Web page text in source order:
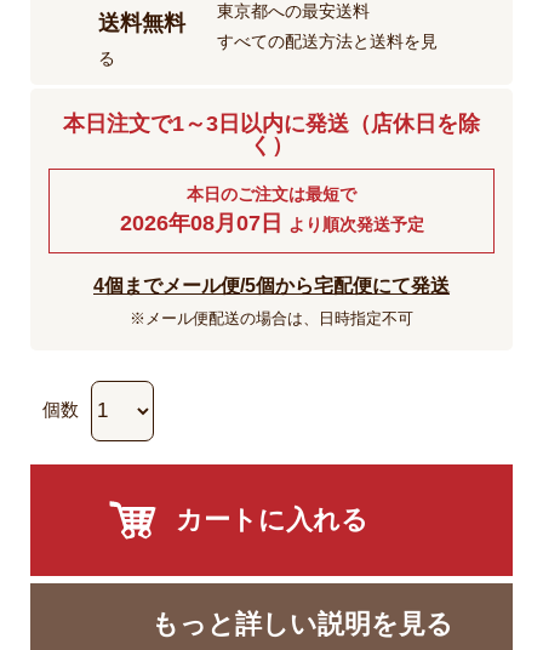
送料無料
東京都への最安送料
すべての配送方法と送料を見
る
本日注文で1～3日以内に発送（店休日を除
く）
本日のご注文は最短で
2026年08月07日 より順次発送予定
4個までメール便/5個から宅配便にて発送
※メール便配送の場合は、日時指定不可
個数
もっと詳しい説明を見る